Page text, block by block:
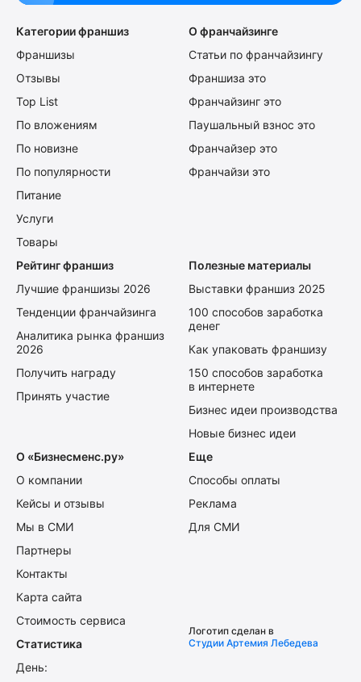
Категории франшиз
Франшизы
Отзывы
Top List
По вложениям
По новизне
По популярности
Питание
Услуги
Товары
О франчайзинге
Статьи по франчайзингу
Франшиза это
Франчайзинг это
Паушальный взнос это
Франчайзер это
Франчайзи это
Рейтинг франшиз
Лучшие франшизы 2026
Тенденции франчайзинга
Аналитика рынка франшиз
2026
Получить награду
Принять участие
Полезные материалы
Выставки франшиз 2025
100 способов заработка
денег
Как упаковать франшизу
150 способов заработка
в интернете
Бизнес идеи производства
Новые бизнес идеи
О «Бизнесменс.ру»
О компании
Кейсы и отзывы
Мы в СМИ
Партнеры
Контакты
Карта сайта
Стоимость сервиса
Еще
Способы оплаты
Реклама
Для СМИ
Статистика
День:
Логотип сделан в
Студии Артемия Лебедева